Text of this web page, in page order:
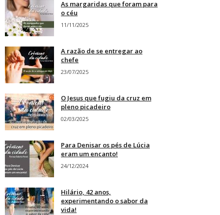
As margaridas que foram para
o céu
11/11/2025
A razão de se entregar ao
chefe
23/07/2025
O Jesus que fugiu da cruz em
pleno picadeiro
02/03/2025
Para Denisar os pés de Lúcia
eram um encanto!
24/12/2024
Hilário, 42 anos,
experimentando o sabor da
vida!